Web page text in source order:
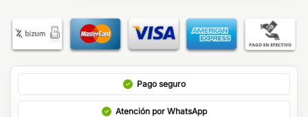
Pago seguro
Atención por WhatsApp